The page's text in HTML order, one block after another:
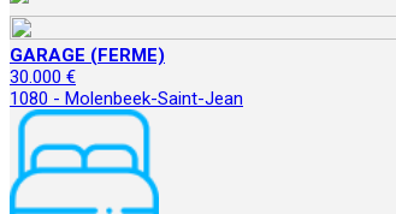
GARAGE (FERME)
30.000 €
1080 - Molenbeek-Saint-Jean